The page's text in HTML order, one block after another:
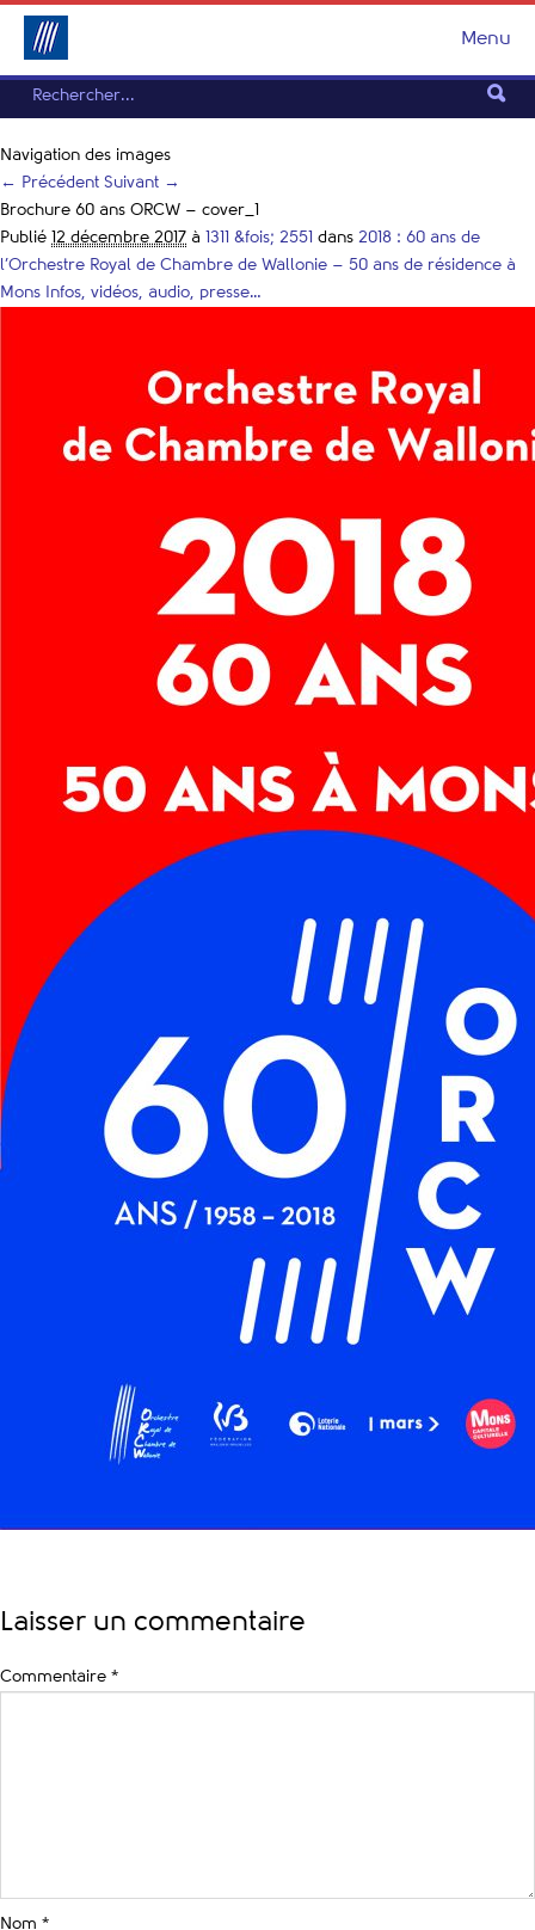
Menu
Navigation des images
← Précédent Suivant →
Brochure 60 ans ORCW – cover_1
Publié 12 décembre 2017 à 1311 &fois; 2551 dans 2018 : 60 ans de
l’Orchestre Royal de Chambre de Wallonie – 50 ans de résidence à
Mons Infos, vidéos, audio, presse…
Laisser un commentaire
Commentaire *
Nom *